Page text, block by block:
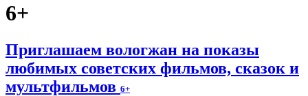
6+
Приглашаем вологжан на показы
любимых советских фильмов, сказок и
мультфильмов 6+